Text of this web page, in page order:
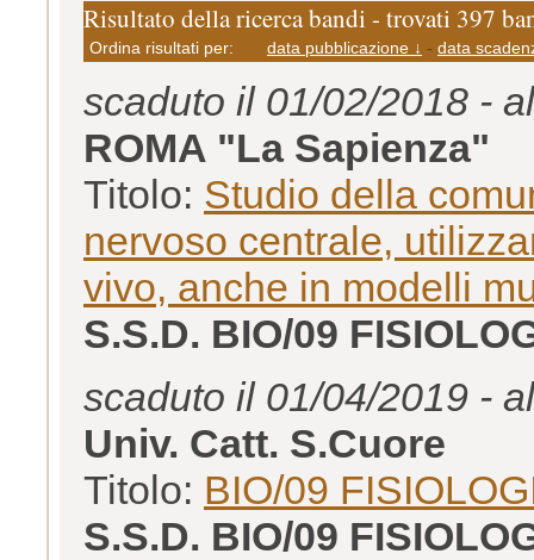
Risultato della ricerca bandi - trovati 397
Ordina risultati per: data pubblicazione ↓ - data
scaduto il 01/02/2018 -
ROMA "La Sapienza"
Titolo: Studio della
nervoso centrale,
vivo, anche in modelli
S.S.D. BIO/09
scaduto il 01/04/2019 -
Univ. Catt. S.Cuore
Titolo: BIO/09
S.S.D. BIO/09